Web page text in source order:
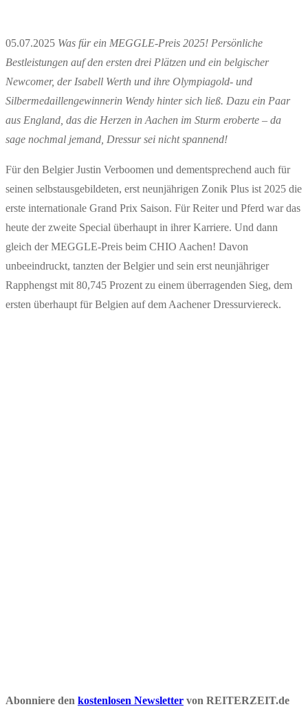
05.07.2025 Was für ein MEGGLE-Preis 2025! Persönliche
Bestleistungen auf den ersten drei Plätzen und ein belgischer
Newcomer, der Isabell Werth und ihre Olympiagold- und
Silbermedaillengewinnerin Wendy hinter sich ließ. Dazu ein Paar
aus England, das die Herzen in Aachen im Sturm eroberte – da
sage nochmal jemand, Dressur sei nicht spannend!
Für den Belgier Justin Verboomen und dementsprechend auch für
seinen selbstausgebildeten, erst neunjährigen Zonik Plus ist 2025 die
erste internationale Grand Prix Saison. Für Reiter und Pferd war das
heute der zweite Special überhaupt in ihrer Karriere. Und dann
gleich der MEGGLE-Preis beim CHIO Aachen! Davon
unbeeindruckt, tanzten der Belgier und sein erst neunjähriger
Rapphengst mit 80,745 Prozent zu einem überragenden Sieg, dem
ersten überhaupt für Belgien auf dem Aachener Dressurviereck.
Abonniere den kostenlosen Newsletter von REITERZEIT.de